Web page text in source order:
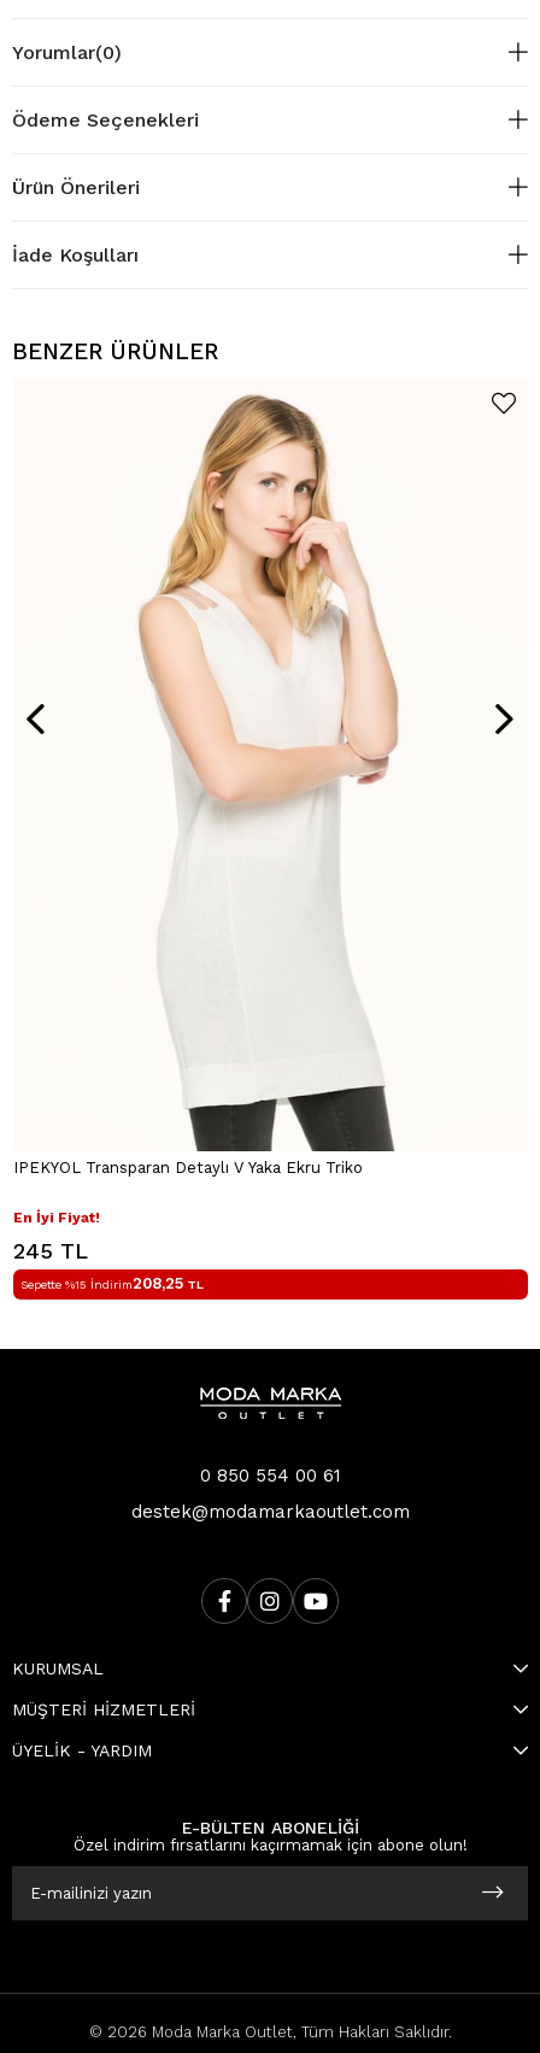
Yorumlar(0)
Ödeme Seçenekleri
Ürün Önerileri
İade Koşulları
BENZER ÜRÜNLER
IPEKYOL Transparan Detaylı V Yaka Ekru Triko
En İyi Fiyat!
245 TL
Sepette %15 İndirim208,25 TL
0 850 554 00 61
destek@modamarkaoutlet.com
KURUMSAL
MÜŞTERİ HİZMETLERİ
ÜYELİK - YARDIM
E-BÜLTEN ABONELİĞİ
Özel indirim fırsatlarını kaçırmamak için abone olun!
© 2026 Moda Marka Outlet, Tüm Hakları Saklıdır.